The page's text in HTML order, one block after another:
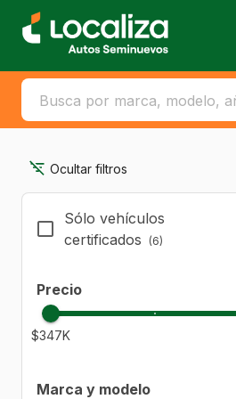
Ocultar filtros
Sólo vehículos
certificados
(6)
Precio
$347K
Marca y modelo